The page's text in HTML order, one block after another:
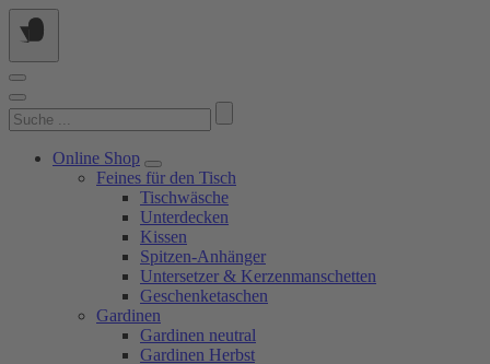
Springe
zum
Suchen
nach:
Online Shop
Feines für den Tisch
Tischwäsche
Unterdecken
Kissen
Spitzen-Anhänger
Untersetzer & Kerzenmanschetten
Geschenketaschen
Gardinen
Gardinen neutral
Gardinen Herbst